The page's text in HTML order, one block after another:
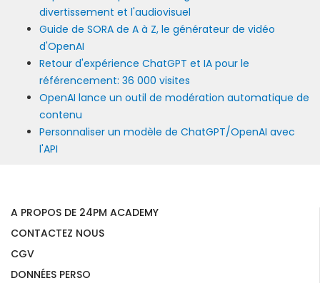
divertissement et l'audiovisuel
Guide de SORA de A à Z, le générateur de vidéo
d'OpenAI
Retour d'expérience ChatGPT et IA pour le
référencement: 36 000 visites
OpenAI lance un outil de modération automatique de
contenu
Personnaliser un modèle de ChatGPT/OpenAI avec
l'API
A PROPOS DE 24PM ACADEMY
CONTACTEZ NOUS
CGV
DONNÉES PERSO